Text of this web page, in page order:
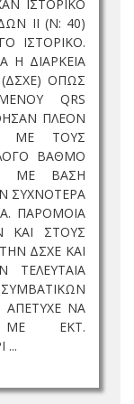
ΙΣΤΟΡΙΚΟ
ΙΙ (N: 40)
ΙΣΤΟΡΙΚΟ.
Η ΔΙΑΡΚΕΙΑ
ΟΠΩΣ
QRS
ΠΛΕΟΝ
ΜΕ ΤΟΥΣ
ΒΑΘΜΟ
ΜΕ ΒΑΣΗ
ΣΥΧΝΟΤΕΡΑ
ΠΑΡΟΜΟΙΑ
ΚΑΙ ΣΤΟΥΣ
ΔΣΧΕ ΚΑΙ
ΑΠΕΤΥΧΕ ΝΑ
ΜΕ ΕΚΤ.
...